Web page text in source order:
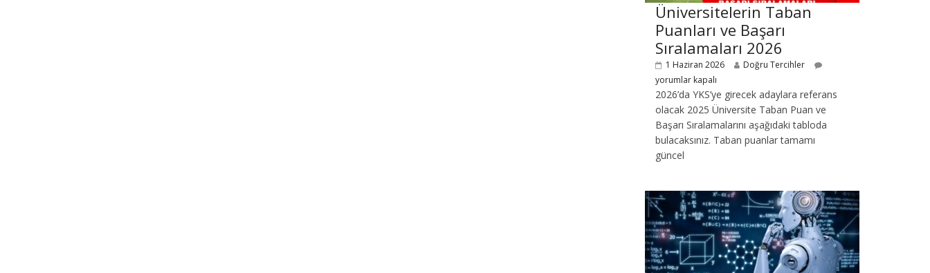
Üniversitelerin Taban
Puanları ve Başarı
Sıralamaları 2026
1 Haziran 2026
Doğru Tercihler
yorumlar kapalı
2026’da YKS’ye girecek adaylara referans
olacak 2025 Üniversite Taban Puan ve
Başarı Sıralamalarını aşağıdaki tabloda
bulacaksınız. Taban puanlar tamamı
güncel